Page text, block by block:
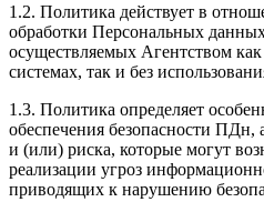
1.2. Политика действует в
обработки Персональных
осуществляемых Агентством
системах, так и без
1.3. Политика определяет
обеспечения безопасности
и (или) риска, которые могут
реализации угроз
приводящих к нарушению